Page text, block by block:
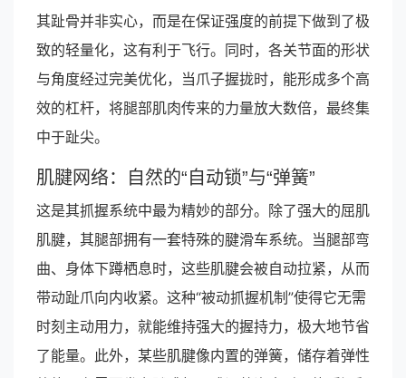
其趾骨并非实心，而是在保证强度的前提下做到了极
致的轻量化，这有利于飞行。同时，各关节面的形状
与角度经过完美优化，当爪子握拢时，能形成多个高
效的杠杆，将腿部肌肉传来的力量放大数倍，最终集
中于趾尖。
肌腱网络：自然的“自动锁”与“弹簧”
这是其抓握系统中最为精妙的部分。除了强大的屈肌
肌腱，其腿部拥有一套特殊的腱滑车系统。当腿部弯
曲、身体下蹲栖息时，这些肌腱会被自动拉紧，从而
带动趾爪向内收紧。这种“被动抓握机制”使得它无需
时刻主动用力，就能维持强大的握持力，极大地节省
了能量。此外，某些肌腱像内置的弹簧，储存着弹性